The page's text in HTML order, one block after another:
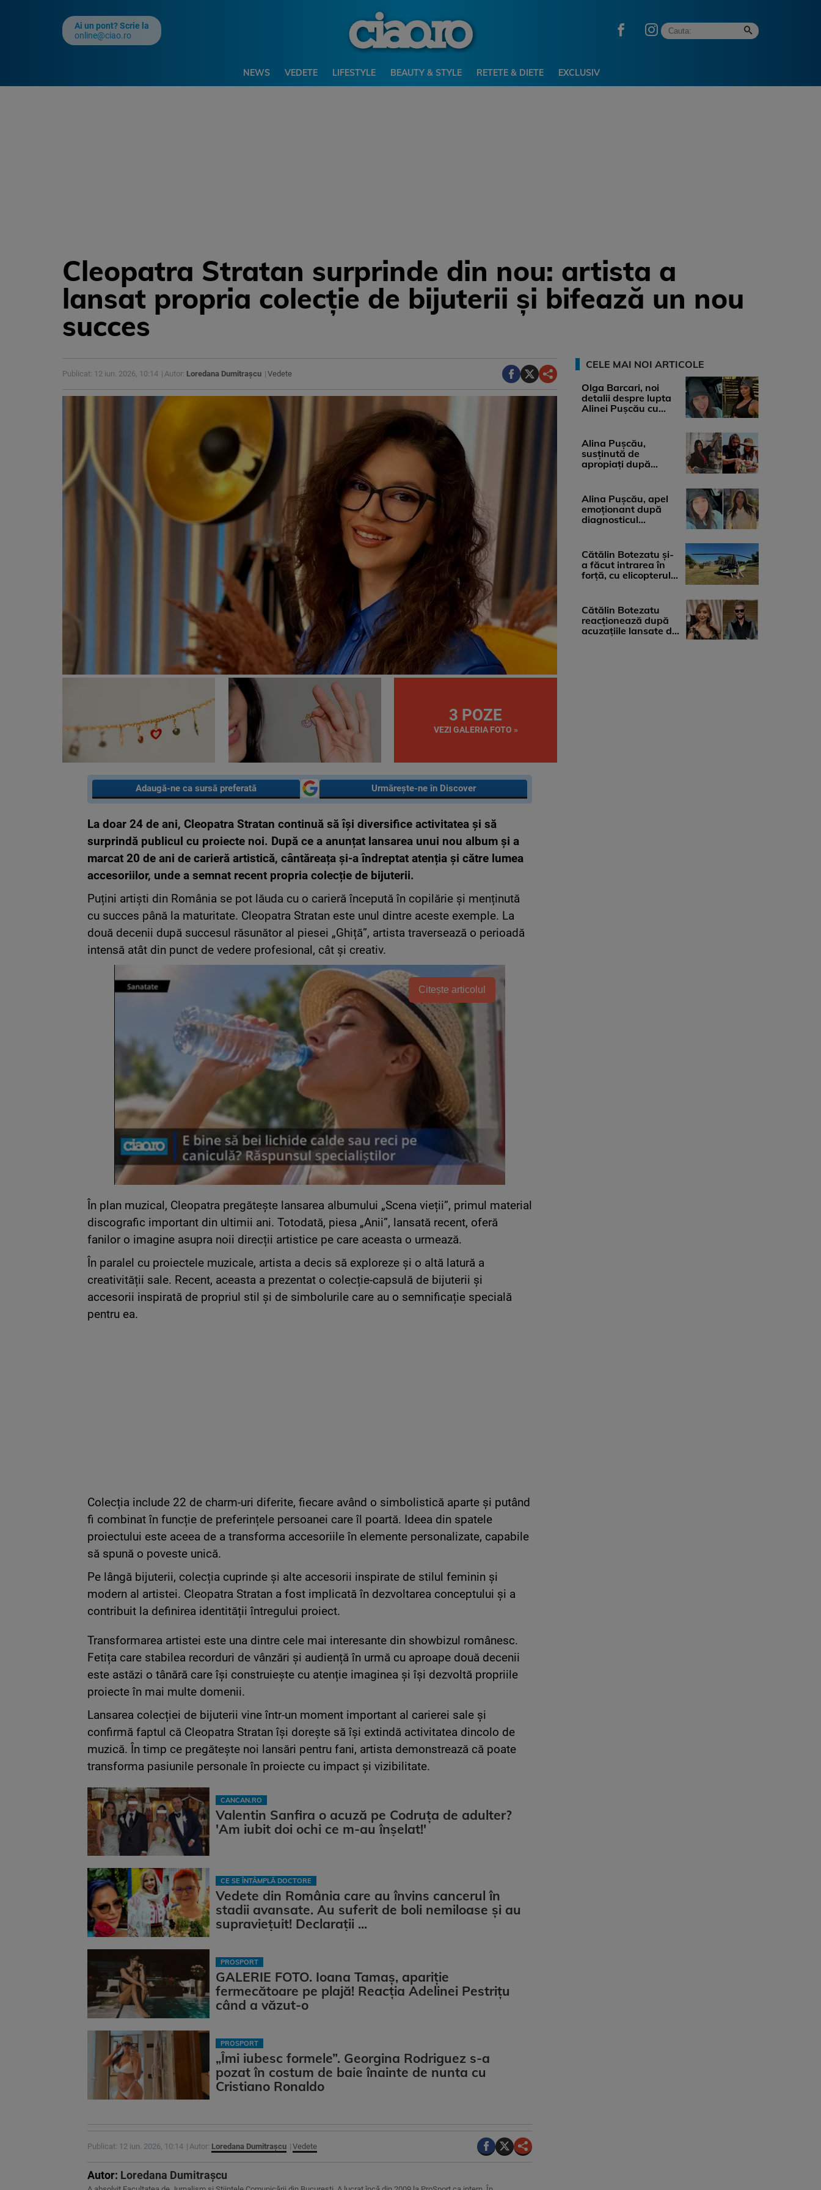
Ai un pont? Scrie la
online@ciao.ro
NEWS VEDETE LIFESTYLE BEAUTY & STYLE RETETE & DIETE EXCLUSIV
Cleopatra Stratan surprinde din nou: artista a
lansat propria colecție de bijuterii și bifează un nou
succes
Publicat: 12 iun. 2026, 10:14 Autor: Loredana Dumitrașcu Vedete
3 POZE
VEZI GALERIA FOTO »
Adaugă-ne ca sursă preferată Urmărește-ne în Discover
La doar 24 de ani, Cleopatra Stratan continuă să își diversifice activitatea și să
surprindă publicul cu proiecte noi. După ce a anunțat lansarea unui nou album și a
marcat 20 de ani de carieră artistică, cântăreața și-a îndreptat atenția și către lumea
accesoriilor, unde a semnat recent propria colecție de bijuterii.
Puțini artiști din România se pot lăuda cu o carieră începută în copilărie și menținută
cu succes până la maturitate. Cleopatra Stratan este unul dintre aceste exemple. La
două decenii după succesul răsunător al piesei „Ghiță”, artista traversează o perioadă
intensă atât din punct de vedere profesional, cât și creativ.
Citește articolul
În plan muzical, Cleopatra pregătește lansarea albumului „Scena vieții”, primul material
discografic important din ultimii ani. Totodată, piesa „Anii”, lansată recent, oferă
fanilor o imagine asupra noii direcții artistice pe care aceasta o urmează.
În paralel cu proiectele muzicale, artista a decis să exploreze și o altă latură a
creativității sale. Recent, aceasta a prezentat o colecție-capsulă de bijuterii și
accesorii inspirată de propriul stil și de simbolurile care au o semnificație specială
pentru ea.
Colecția include 22 de charm-uri diferite, fiecare având o simbolistică aparte și putând
fi combinat în funcție de preferințele persoanei care îl poartă. Ideea din spatele
proiectului este aceea de a transforma accesoriile în elemente personalizate, capabile
să spună o poveste unică.
Pe lângă bijuterii, colecția cuprinde și alte accesorii inspirate de stilul feminin și
modern al artistei. Cleopatra Stratan a fost implicată în dezvoltarea conceptului și a
contribuit la definirea identității întregului proiect.
Transformarea artistei este una dintre cele mai interesante din showbizul românesc.
Fetița care stabilea recorduri de vânzări și audiență în urmă cu aproape două decenii
este astăzi o tânără care își construiește cu atenție imaginea și își dezvoltă propriile
proiecte în mai multe domenii.
Lansarea colecției de bijuterii vine într-un moment important al carierei sale și
confirmă faptul că Cleopatra Stratan își dorește să își extindă activitatea dincolo de
muzică. În timp ce pregătește noi lansări pentru fani, artista demonstrează că poate
transforma pasiunile personale în proiecte cu impact și vizibilitate.
CANCAN.RO
Valentin Sanfira o acuză pe Codruța de adulter?
'Am iubit doi ochi ce m-au înșelat!'
CE SE ÎNTÂMPLĂ DOCTORE
Vedete din România care au învins cancerul în
stadii avansate. Au suferit de boli nemiloase şi au
supravieţuit! Declarații ...
PROSPORT
GALERIE FOTO. Ioana Tamaş, apariție
fermecătoare pe plajă! Reacția Adelinei Pestrițu
când a văzut-o
PROSPORT
„Îmi iubesc formele”. Georgina Rodriguez s-a
pozat în costum de baie înainte de nunta cu
Cristiano Ronaldo
Publicat: 12 iun. 2026, 10:14 Autor: Loredana Dumitrașcu Vedete
Autor: Loredana Dumitrașcu
CELE MAI NOI ARTICOLE
Olga Barcari, noi
detalii despre lupta
Alinei Pușcău cu
Alina Pușcău,
susținută de
apropiați după
medicii, ...
Alina Pușcău, apel
emoționant după
diagnosticul
...
Cătălin Botezatu și-
a făcut intrarea în
forță, cu elicopterul,
Cătălin Botezatu
reacționează după
acuzațiile lansate de